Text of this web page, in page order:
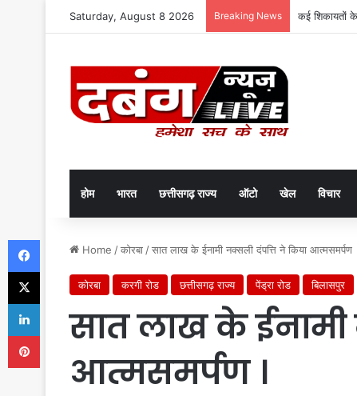
Saturday, August 8 2026 Breaking News कई शिकायतों
होम भारत छत्तीसगढ़ राज्य ऑटो खेल विचार
Home /कोरबा /सात लाख के ईनामी नक्सली दंपत्ति ने किया आत्मसमर्पण
कोरबा करगी रोड छत्तीसगढ़ राज्य पेंड्रा रोड बिलासपुर
सात लाख के ईनामी
आत्मसमर्पण ।
Facebook
X
LinkedIn
Pinterest